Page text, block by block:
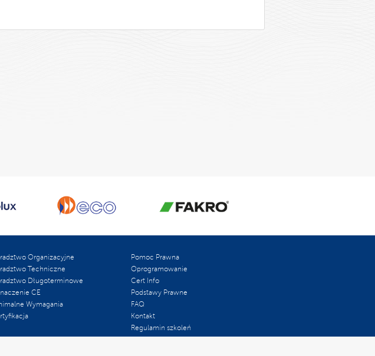
Organizacyjne
Techniczne
Długoterminowe
CE
Wymagania
Pomoc Prawna
Oprogramowanie
Cert Info
Podstawy Prawne
FAQ
Kontakt
Regulamin szkoleń